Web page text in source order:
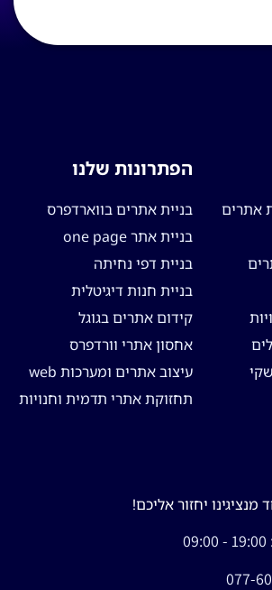
אתרים
הפתרונות שלנו
בניית אתרים בווארדפרס
בניית אתר one page
בניית דפי נחיתה
בניית חנות דיגיטלית
קידום אתרים בגוגל
אחסון אתרי וורדפרס
עיצוב אתרים ומערכות web
תחזוקת אתרי תדמית וחנויות
יחזור אליכם!